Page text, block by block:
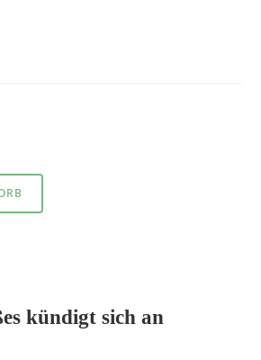
kündigt sich an